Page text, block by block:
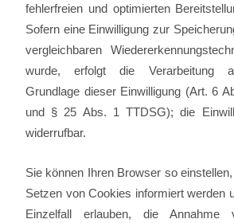
fehlerfreien und optimierten
Sofern eine Einwilligung zur
vergleichbaren
wurde, erfolgt die Verarbeitung
Grundlage dieser Einwilligung (Art. 6
und § 25 Abs. 1 TTDSG); die
widerrufbar.
Sie können Ihren Browser so
Setzen von Cookies informiert werden
Einzelfall erlauben, die